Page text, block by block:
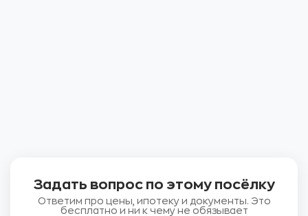
Задать вопрос по этому посёлку
Ответим про цены, ипотеку и документы. Это
бесплатно и ни к чему не обязывает